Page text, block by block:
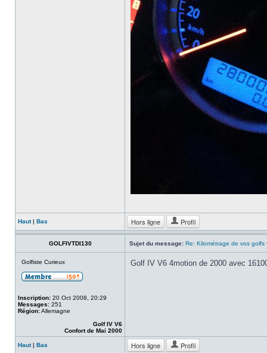
Haut| Bas Hors ligne Profil
GOLFIVTDI130 Sujet du message: Re: Kilométrage de vos golfs
Golfiste Curieux
Inscription: 20 Oct 2008, 20:29
Messages: 251
Région:Allemagne
Golf IV V6
Confort de Mai 2000
Golf IV V6 4motion de 2000 avec
Haut| Bas Hors ligne Profil